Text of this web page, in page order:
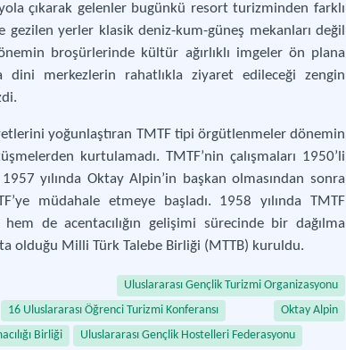
çıkarak gelenler bugünkü resort turizminden farklı
yerler klasik deniz-kum-güneş mekanları değil
broşürlerinde kültür ağırlıklı imgeler ön plana
merkezlerin rahatlıkla ziyaret edileceği zengin
yoğunlaştıran TMTF tipi örgütlenmeler dönemin
kurtulamadı. TMTF’nin çalışmaları 1950’li
yılında Oktay Alpin’in başkan olmasından sonra
müdahale etmeye başladı. 1958 yılında TMTF
de acentacılığın gelişimi sürecinde bir dağılma
olduğu Milli Türk Talebe Birliği (MTTB) kuruldu.
Uluslararası Gençlik Turizmi Organizasyonu
16 Uluslararası Öğrenci Turizmi Konferansı
Oktay Alpin
Birliği Uluslararası Gençlik Hostelleri Federasyonu